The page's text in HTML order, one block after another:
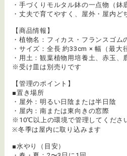
・手づくりモルタル鉢の一点物（鉢
・丈夫で育てやすく、屋外・屋内ど
【商品情報】
・植物名：フィカス・フランスゴム
・サイズ：全長 約33cm × 幅（最大
・用土：観葉植物用培養土、赤玉、
※受け皿は別売りです
【管理のポイント】
■置き場所
・屋外：明るい日陰または半日陰
・屋内：南または東向きの窓際
※10℃以上の環境で管理してくださ
※冬季は屋内に取り込みます
■水やり（目安）